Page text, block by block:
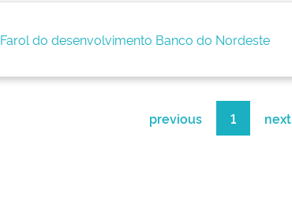
Farol do desenvolvimento Banco do Nordeste
previous 1 next